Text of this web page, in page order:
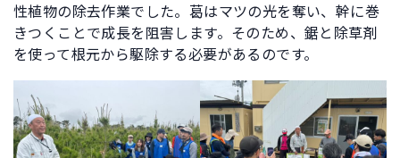
性植物の除去作業でした。葛はマツの光を奪い、幹に巻
きつくことで成長を阻害します。そのため、鋸と除草剤
を使って根元から駆除する必要があるのです。